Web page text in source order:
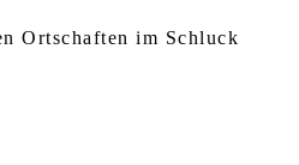
Ortschaften im Schluck